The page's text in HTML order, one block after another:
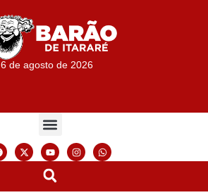
6 de agosto de 2026